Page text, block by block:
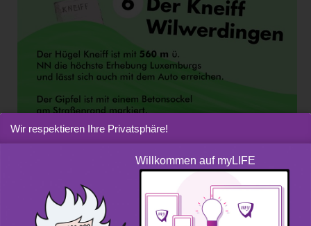
Wir respektieren Ihre Privatsphäre!
Willkommen auf myLIFE